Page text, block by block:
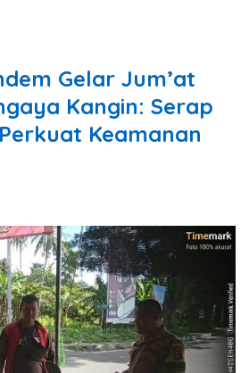
Gelar Jum’at
Kangin: Serap
Keamanan